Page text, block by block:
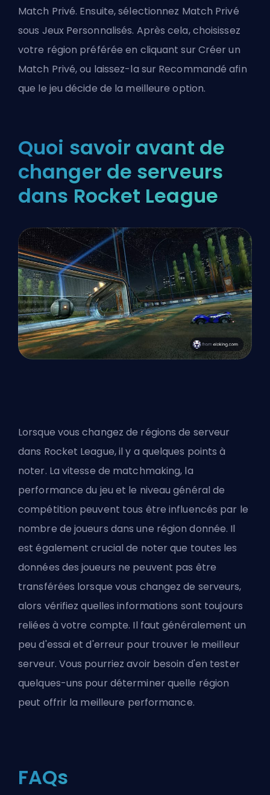
Match Privé. Ensuite, sélectionnez Match Privé
sous Jeux Personnalisés. Après cela, choisissez
votre région préférée en cliquant sur Créer un
Match Privé, ou laissez-la sur Recommandé afin
que le jeu décide de la meilleure option.
Quoi savoir avant de
changer de serveurs
dans Rocket League
Lorsque vous changez de régions de serveur
dans Rocket League, il y a quelques points à
noter. La vitesse de matchmaking, la
performance du jeu et le niveau général de
compétition peuvent tous être influencés par le
nombre de joueurs dans une région donnée. Il
est également crucial de noter que toutes les
données des joueurs ne peuvent pas être
transférées lorsque vous changez de serveurs,
alors vérifiez quelles informations sont toujours
reliées à votre compte. Il faut généralement un
peu d'essai et d'erreur pour trouver le meilleur
serveur. Vous pourriez avoir besoin d'en tester
quelques-uns pour déterminer quelle région
peut offrir la meilleure performance.
FAQs